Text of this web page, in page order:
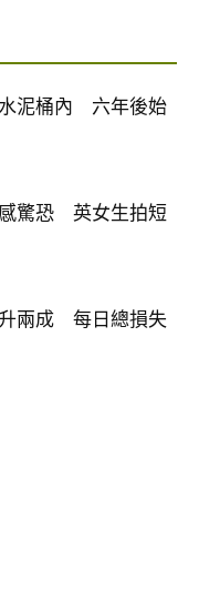
泥桶內 六年後始
驚恐 英女生拍短
兩成 每日總損失